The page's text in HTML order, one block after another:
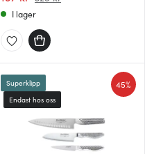
I lager
45%
Superklipp
Endast hos oss